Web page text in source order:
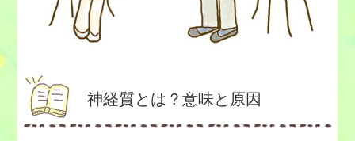
神経質とは？意味と原因